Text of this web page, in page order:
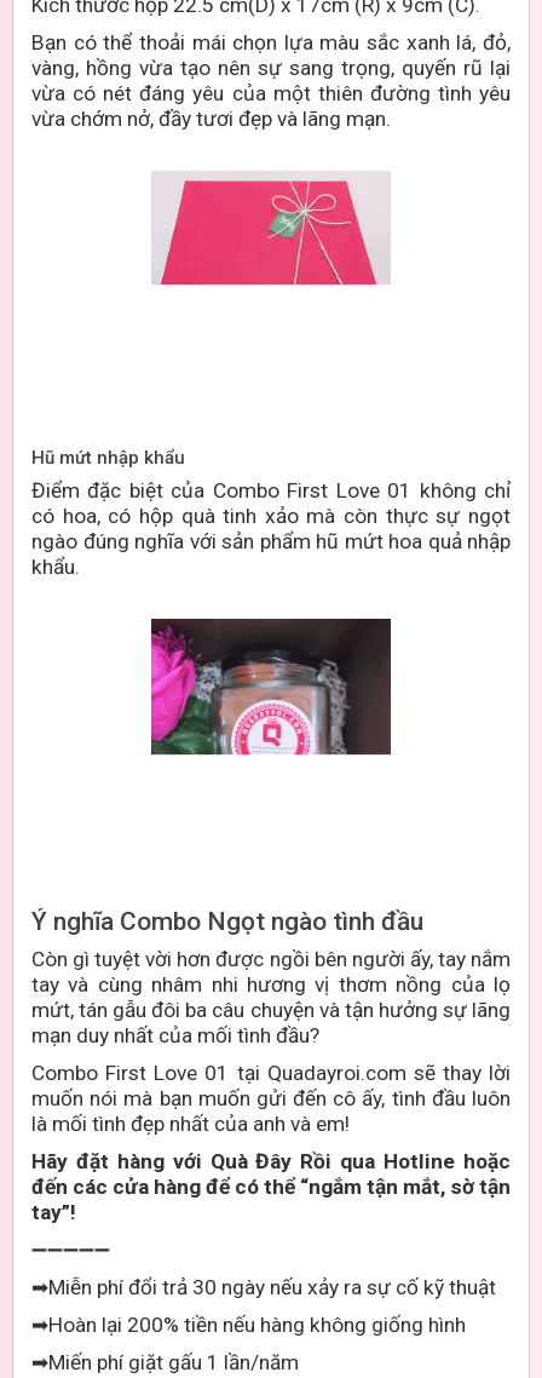
Bạn có thể thoải mái chọn lựa màu sắc xanh lá, đỏ,
vàng, hồng vừa tạo nên sự sang trọng, quyến rũ lại
vừa có nét đáng yêu của một thiên đường tình yêu
vừa chớm nở, đầy tươi đẹp và lãng mạn.
Hũ mứt nhập khẩu
Điểm đặc biệt của Combo First Love 01 không chỉ
có hoa, có hộp quà tinh xảo mà còn thực sự ngọt
ngào đúng nghĩa với sản phẩm hũ mứt hoa quả nhập
khẩu.
Ý nghĩa Combo Ngọt ngào tình đầu
Còn gì tuyệt vời hơn được ngồi bên người ấy, tay nắm
tay và cùng nhâm nhi hương vị thơm nồng của lọ
mứt, tán gẫu đôi ba câu chuyện và tận hưởng sự lãng
mạn duy nhất của mối tình đầu?
Combo First Love 01 tại Quadayroi.com sẽ thay lời
muốn nói mà bạn muốn gửi đến cô ấy, tình đầu luôn
là mối tình đẹp nhất của anh và em!
Hãy đặt hàng với Quà Đây Rồi qua Hotline hoặc
đến các cửa hàng để có thể “ngắm tận mắt, sờ tận
tay”!
➖➖➖➖➖
➡Miễn phí đổi trả 30 ngày nếu xảy ra sự cố kỹ thuật
➡Hoàn lại 200% tiền nếu hàng không giống hình
➡Miến phí giặt gấu 1 lần/năm